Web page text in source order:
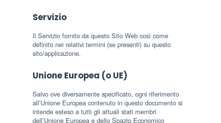
Servizio
Il Servizio fornito da questo Sito Web così come
definito nei relativi termini (se presenti) su questo
sito/applicazione.
Unione Europea (o UE)
Salvo ove diversamente specificato, ogni riferimento
all’Unione Europea contenuto in questo documento si
intende esteso a tutti gli attuali stati membri
dell’Unione Europea e dello Spazio Economico